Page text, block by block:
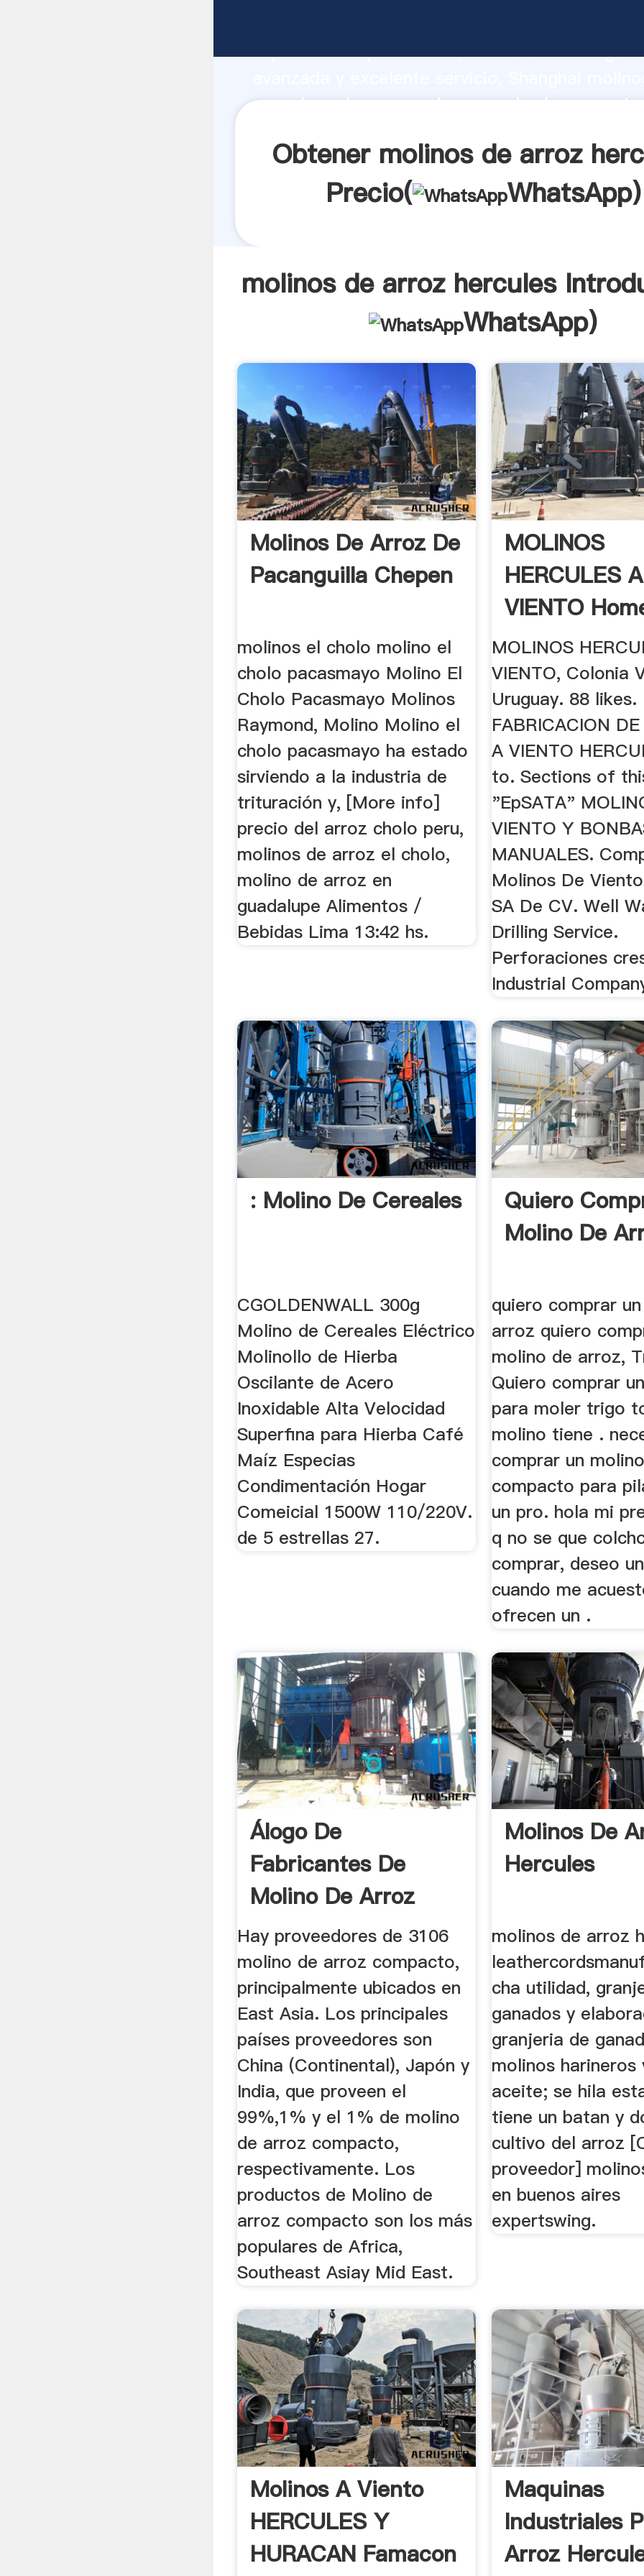
capacidad de producción, fuerza de
arroz hercules proveedor crea el valor y
Obtener molinos de arroz
Precio(
WhatsApp)
molinos de arroz hercules
WhatsApp)
Molinos De Arroz De
Pacanguilla Chepen
molinos el cholo molino el
cholo pacasmayo Molino El
Cholo Pacasmayo Molinos
Raymond, Molino Molino el
cholo pacasmayo ha estado
sirviendo a la industria de
trituración y, [More info]
precio del arroz cholo peru,
molinos de arroz el cholo,
molino de arroz en
guadalupe Alimentos /
Bebidas Lima 13:42 hs.
MOLINOS
HERCULES A
VIENTO
Facebook
MOLINOS
VIENTO, Colonia
Uruguay. 88 likes.
FABRICACION
A VIENTO
to. Sections of
"EpSATA"
VIENTO Y
MANUALES.
Molinos De
SA De CV. Well
Drilling Service.
Perforaciones
Industrial
: Molino De Cereales
CGOLDENWALL 300g
Molino de Cereales Eléctrico
Molinollo de Hierba
Oscilante de Acero
Inoxidable Alta Velocidad
Superfina para Hierba Café
Maíz Especias
Condimentación Hogar
Comeicial 1500W 110/220V.
de 5 estrellas 27.
Quiero
Molino De
quiero comprar
arroz quiero
molino de arroz,
Quiero comprar
para moler trigo
molino tiene .
comprar un
compacto para
un pro. hola mi
q no se que
comprar, deseo
cuando me
ofrecen un .
Álogo De
Fabricantes De
Molino De Arroz
Compacto De ...
Hay proveedores de 3106
molino de arroz compacto,
principalmente ubicados en
East Asia. Los principales
países proveedores son
China (Continental), Japón y
India, que proveen el
99%,1% y el 1% de molino
de arroz compacto,
respectivamente. Los
productos de Molino de
arroz compacto son los más
populares de Africa,
Southeast Asiay Mid East.
Molinos De
Hercules
molinos de arroz
cha utilidad,
ganados y
granjeria de
molinos harineros
aceite; se hila
tiene un batan y
cultivo del arroz
proveedor]
en buenos aires
expertswing.
Molinos A Viento
HERCULES Y
HURACAN Famacon
Maquinas
Industriales
Arroz